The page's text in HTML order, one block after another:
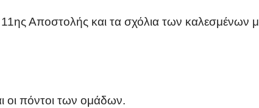
Αποστολής και τα σχόλια των καλεσμένων
οι πόντοι των ομάδων.